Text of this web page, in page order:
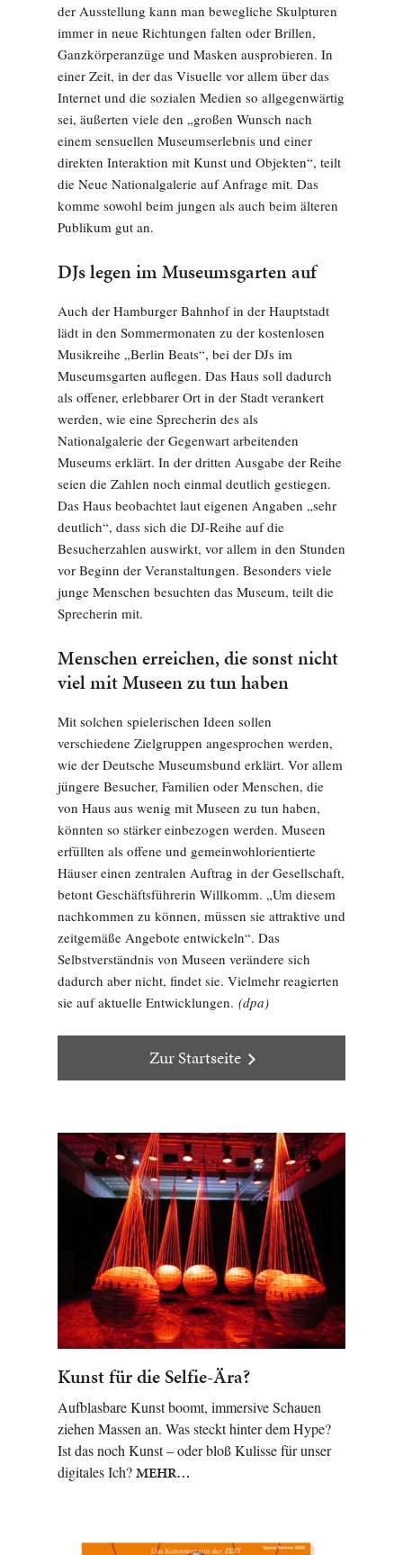
der Ausstellung kann man bewegliche Skulpturen
immer in neue Richtungen falten oder Brillen,
Ganzkörperanzüge und Masken ausprobieren. In
einer Zeit, in der das Visuelle vor allem über das
Internet und die sozialen Medien so allgegenwärtig
sei, äußerten viele den „großen Wunsch nach
einem sensuellen Museumserlebnis und einer
direkten Interaktion mit Kunst und Objekten“, teilt
die Neue Nationalgalerie auf Anfrage mit. Das
komme sowohl beim jungen als auch beim älteren
Publikum gut an.
DJs legen im Museumsgarten auf
Auch der Hamburger Bahnhof in der Hauptstadt
lädt in den Sommermonaten zu der kostenlosen
Musikreihe „Berlin Beats“, bei der DJs im
Museumsgarten auflegen. Das Haus soll dadurch
als offener, erlebbarer Ort in der Stadt verankert
werden, wie eine Sprecherin des als
Nationalgalerie der Gegenwart arbeitenden
Museums erklärt. In der dritten Ausgabe der Reihe
seien die Zahlen noch einmal deutlich gestiegen.
Das Haus beobachtet laut eigenen Angaben „sehr
deutlich“, dass sich die DJ-Reihe auf die
Besucherzahlen auswirkt, vor allem in den Stunden
vor Beginn der Veranstaltungen. Besonders viele
junge Menschen besuchten das Museum, teilt die
Sprecherin mit.
Menschen erreichen, die sonst nicht
viel mit Museen zu tun haben
Mit solchen spielerischen Ideen sollen
verschiedene Zielgruppen angesprochen werden,
wie der Deutsche Museumsbund erklärt. Vor allem
jüngere Besucher, Familien oder Menschen, die
von Haus aus wenig mit Museen zu tun haben,
könnten so stärker einbezogen werden. Museen
erfüllten als offene und gemeinwohlorientierte
Häuser einen zentralen Auftrag in der Gesellschaft,
betont Geschäftsführerin Willkomm. „Um diesem
nachkommen zu können, müssen sie attraktive und
zeitgemäße Angebote entwickeln“. Das
Selbstverständnis von Museen verändere sich
dadurch aber nicht, findet sie. Vielmehr reagierten
sie auf aktuelle Entwicklungen. (dpa)
Zur Startseite
Kunst für die Selfie-Ära?
Aufblasbare Kunst boomt, immersive Schauen
ziehen Massen an. Was steckt hinter dem Hype?
Ist das noch Kunst – oder bloß Kulisse für unser
digitales Ich?MEHR…